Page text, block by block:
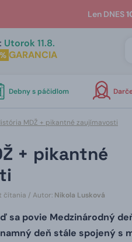
Len DNES
Utorok 11.8.
GARANCIA
Debny s páčidlom
MDŽ + pikantné zaujímavosti
+ pikantné
čítania / Autor: Nikola Lusková
sa povie Medzinárodný
deň stále spojený s